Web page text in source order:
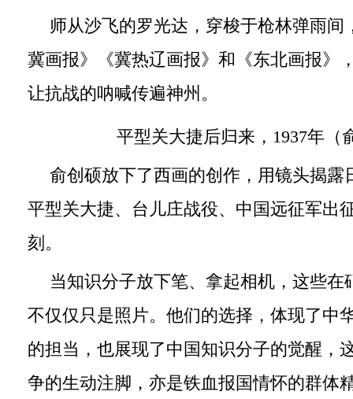
师从沙飞的罗光达，穿梭于枪林弹雨间
冀画报》《冀热辽画报》和《东北画报》
让抗战的呐喊传遍神州。
平型关大捷后归来，1937年（
俞创硕放下了西画的创作，用镜头揭露
平型关大捷、台儿庄战役、中国远征军出
刻。
当知识分子放下笔、拿起相机，这些在
不仅仅只是照片。他们的选择，体现了中
的担当，也展现了中国知识分子的觉醒，
争的生动注脚，亦是铁血报国情怀的群体